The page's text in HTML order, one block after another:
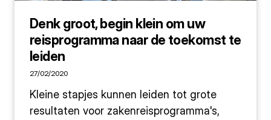
Denk groot, begin klein om uw
reisprogramma naar de toekomst te
leiden
27/02/2020
Kleine stapjes kunnen leiden tot grote
resultaten voor zakenreisprogramma's,